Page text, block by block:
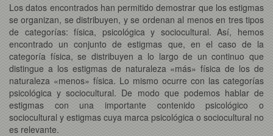
Los datos encontrados han permitido demostrar que los estigmas
se organizan, se distribuyen, y se ordenan al menos en tres tipos
de categorías: física, psicológica y sociocultural. Así, hemos
encontrado un conjunto de estigmas que, en el caso de la
categoría física, se distribuyen a lo largo de un continuo que
distingue a los estigmas de naturaleza «más» física de los de
naturaleza «menos» física. Lo mismo ocurre con las categorías
psicológica y sociocultural. De modo que podemos hablar de
estigmas con una importante contenido psicológico o
sociocultural y estigmas cuya marca psicológica o sociocultural no
es relevante.